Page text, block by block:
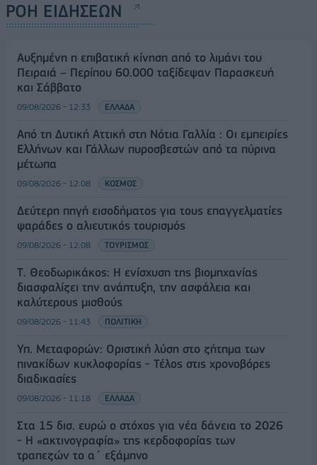
ΡΟΗ ΕΙΔΗΣΕΩΝ
Αυξημένη η επιβατική κίνηση από το λιμάνι του
Πειραιά – Περίπου 60.000 ταξίδεψαν Παρασκευή
και Σάββατο
09/08/2026 - 12:33 ΕΛΛΑΔΑ
Από τη Δυτική Αττική στη Νότια Γαλλία : Οι εμπειρίες
Ελλήνων και Γάλλων πυροσβεστών από τα πύρινα
μέτωπα
09/08/2026 - 12:08 ΚΟΣΜΟΣ
Δεύτερη πηγή εισοδήματος για τους επαγγελματίες
ψαράδες ο αλιευτικός τουρισμός
09/08/2026 - 12:08 ΤΟΥΡΙΣΜΟΣ
Τ. Θεοδωρικάκος: Η ενίσχυση της βιομηχανίας
διασφαλίζει την ανάπτυξη, την ασφάλεια και
καλύτερους μισθούς
09/08/2026 - 11:43 ΠΟΛΙΤΙΚΗ
Υπ. Μεταφορών: Οριστική λύση στο ζήτημα των
πινακίδων κυκλοφορίας - Τέλος στις χρονοβόρες
διαδικασίες
09/08/2026 - 11:18 ΕΛΛΑΔΑ
Στα 15 δισ. ευρώ ο στόχος για νέα δάνεια το 2026
- Η «ακτινογραφία» της κερδοφορίας των
τραπεζών το α΄ εξάμηνο